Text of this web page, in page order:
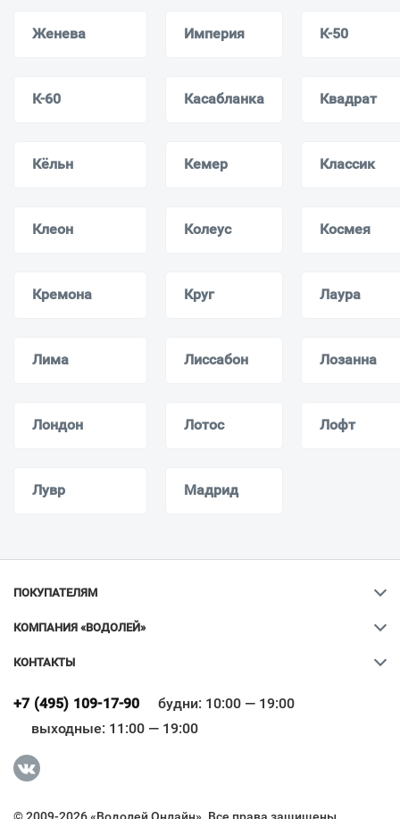
Женева Империя К-50
К-60 Касабланка Квадрат
Кёльн Кемер Классик
Клеон Колеус Космея
Кремона Круг Лаура
Лима Лиссабон Лозанна
Лондон Лотос Лофт
Лувр Мадрид
ПОКУПАТЕЛЯМ
КОМПАНИЯ «ВОДОЛЕЙ»
КОНТАКТЫ
+7 (495) 109-17-90
будни: 10:00 — 19:00
выходные: 11:00 — 19:00